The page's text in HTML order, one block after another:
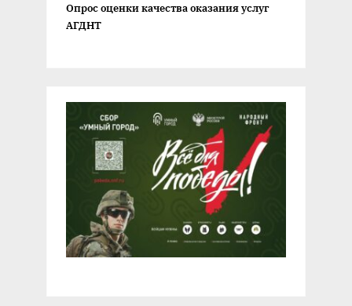
Опрос оценки качества оказания услуг
АГДНТ